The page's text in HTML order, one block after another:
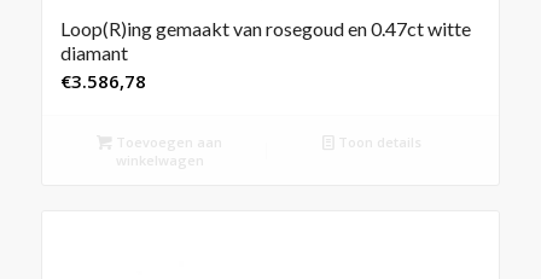
Loop(R)ing gemaakt van rosegoud en 0.47ct witte
diamant
€3.586,78
Toevoegen aan
winkelwagen
Toon details